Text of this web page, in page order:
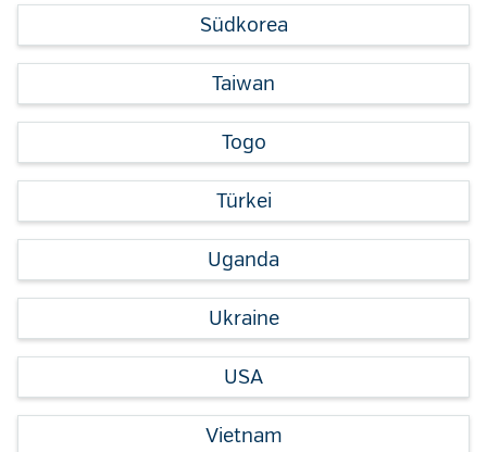
Südkorea
Taiwan
Togo
Türkei
Uganda
Ukraine
USA
Vietnam